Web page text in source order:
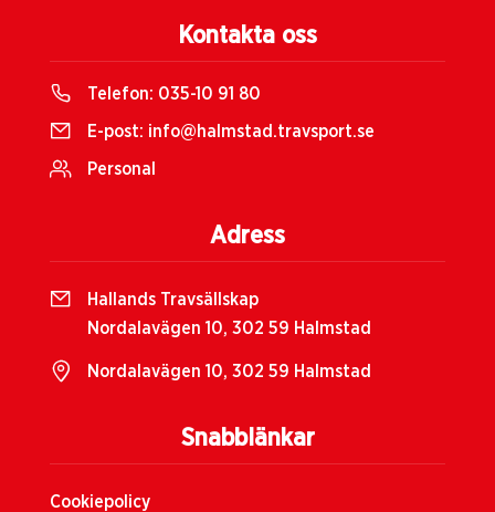
Snabblänkar
Cookiepolicy
Kontakta oss
Telefon: 035-10 91 80
E-post: info@halmstad.travsport.se
Personal
Adress
Hallands Travsällskap
Nordalavägen 10, 302 59 Halmstad
Nordalavägen 10, 302 59 Halmstad